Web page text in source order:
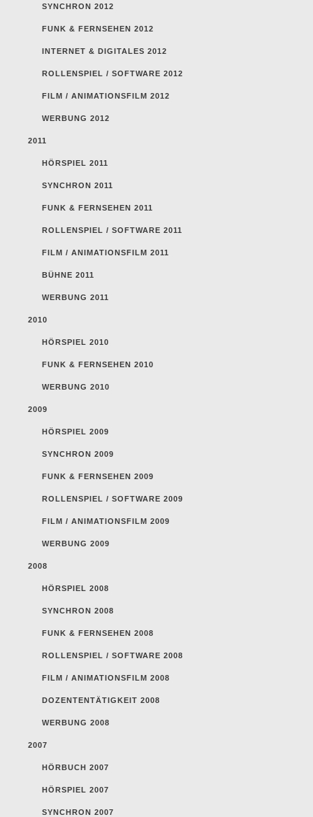
SYNCHRON 2012
FUNK & FERNSEHEN 2012
INTERNET & DIGITALES 2012
ROLLENSPIEL / SOFTWARE 2012
FILM / ANIMATIONSFILM 2012
WERBUNG 2012
2011
HÖRSPIEL 2011
SYNCHRON 2011
FUNK & FERNSEHEN 2011
ROLLENSPIEL / SOFTWARE 2011
FILM / ANIMATIONSFILM 2011
BÜHNE 2011
WERBUNG 2011
2010
HÖRSPIEL 2010
FUNK & FERNSEHEN 2010
WERBUNG 2010
2009
HÖRSPIEL 2009
SYNCHRON 2009
FUNK & FERNSEHEN 2009
ROLLENSPIEL / SOFTWARE 2009
FILM / ANIMATIONSFILM 2009
WERBUNG 2009
2008
HÖRSPIEL 2008
SYNCHRON 2008
FUNK & FERNSEHEN 2008
ROLLENSPIEL / SOFTWARE 2008
FILM / ANIMATIONSFILM 2008
DOZENTENTÄTIGKEIT 2008
WERBUNG 2008
2007
HÖRBUCH 2007
HÖRSPIEL 2007
SYNCHRON 2007